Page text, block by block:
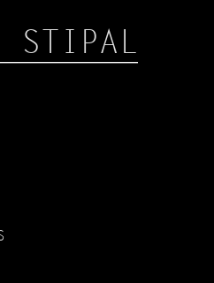
STIPAL